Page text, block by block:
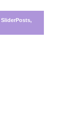
SliderPosts,